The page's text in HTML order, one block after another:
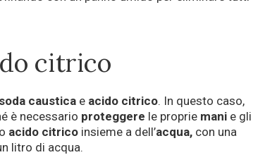
citrico
soda caustica e acido citrico. In questo caso,
è necessario proteggere le proprie mani e gli
acido citrico insieme a dell’acqua, con una
litro di acqua.